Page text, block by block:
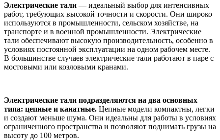
Электрические тали — идеальный выбор для интенсивных
работ, требующих высокой точности и скорости. Они широко
используются в промышленности, сельском хозяйстве, на
транспорте и в военной промышленности. Электрические
тали обеспечивают высокую производительность, особенно в
условиях постоянной эксплуатации на одном рабочем месте.
В большинстве случаев электрические тали работают в паре с
мостовыми или козловыми кранами.
Электрические тали подразделяются на два основных
типа: цепные и канатные. Цепные модели компактны, легки
и создают меньше шума. Они идеальны для работы в условиях
ограниченного пространства и позволяют поднимать грузы на
высоту до 100 метров.